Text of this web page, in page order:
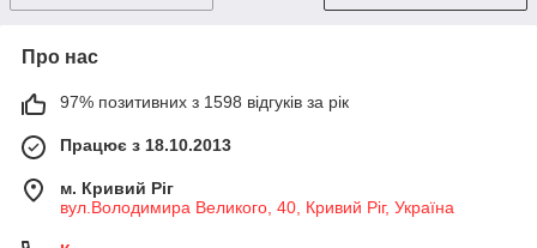
Про нас
97% позитивних з 1598 відгуків за рік
Працює з 18.10.2013
м. Кривий Ріг
вул.Володимира Великого, 40, Кривий Ріг, Україна